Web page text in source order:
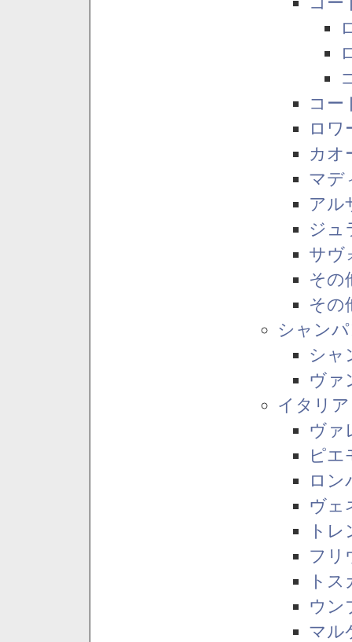
コー
ロワ
カオ
マデ
アル
ジュ
サヴ
その
その
シャン
シャ
ヴァ
イタリア
ヴァ
ピエ
ロン
ヴェ
ト
フリ
ト
ウン
マル